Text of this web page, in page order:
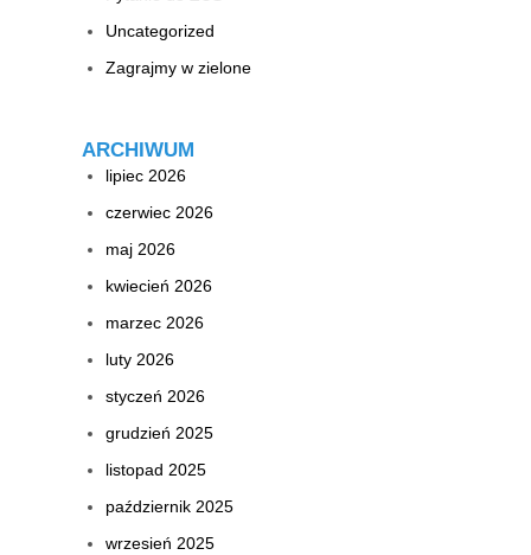
Uncategorized
Zagrajmy w zielone
ARCHIWUM
lipiec 2026
czerwiec 2026
maj 2026
kwiecień 2026
marzec 2026
luty 2026
styczeń 2026
grudzień 2025
listopad 2025
październik 2025
wrzesień 2025